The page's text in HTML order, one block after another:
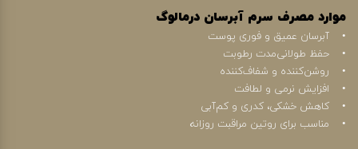
موارد مصرف سرم آبرسان درمالوگ
• آبرسان عمیق و فوری پوست
• حفظ طولانی‌مدت رطوبت
• روشن‌کننده و شفاف‌کننده
• افزایش نرمی و لطافت
• کاهش خشکی، کدری و کم‌آبی
• مناسب برای روتین مراقبت روزانه